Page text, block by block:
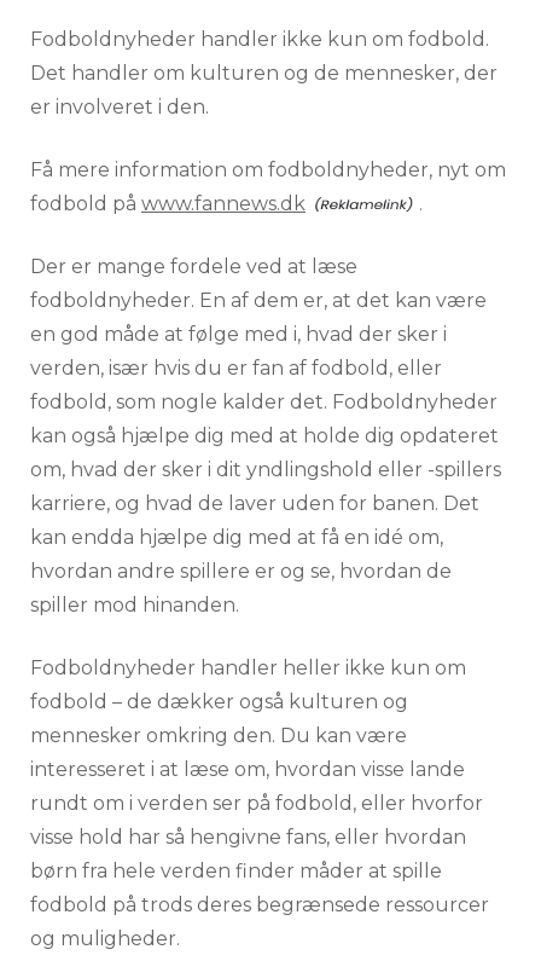
Fodboldnyheder handler ikke kun om fodbold.
Det handler om kulturen og de mennesker, der
er involveret i den.
Få mere information om fodboldnyheder, nyt om
fodbold på www.fannews.dk .
Der er mange fordele ved at læse
fodboldnyheder. En af dem er, at det kan være
en god måde at følge med i, hvad der sker i
verden, især hvis du er fan af fodbold, eller
fodbold, som nogle kalder det. Fodboldnyheder
kan også hjælpe dig med at holde dig opdateret
om, hvad der sker i dit yndlingshold eller -spillers
karriere, og hvad de laver uden for banen. Det
kan endda hjælpe dig med at få en idé om,
hvordan andre spillere er og se, hvordan de
spiller mod hinanden.
Fodboldnyheder handler heller ikke kun om
fodbold – de dækker også kulturen og
mennesker omkring den. Du kan være
interesseret i at læse om, hvordan visse lande
rundt om i verden ser på fodbold, eller hvorfor
visse hold har så hengivne fans, eller hvordan
børn fra hele verden finder måder at spille
fodbold på trods deres begrænsede ressourcer
og muligheder.